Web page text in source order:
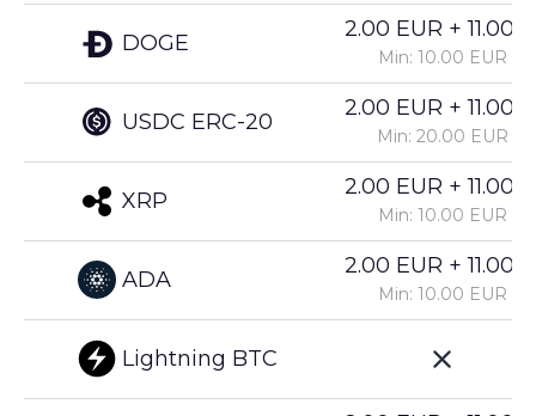
DOGE
USDC ERC-20
XRP
ADA
Lightning BTC
2.00 EUR +
Min: 10.00 EUR
2.00 EUR +
Min: 20.00 EUR
2.00 EUR +
Min: 10.00 EUR
2.00 EUR +
Min: 10.00 EUR